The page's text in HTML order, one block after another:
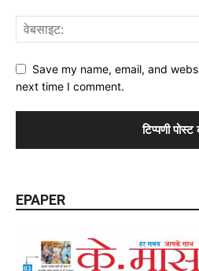
Save my name, email, and
next time I comment.
EPAPER